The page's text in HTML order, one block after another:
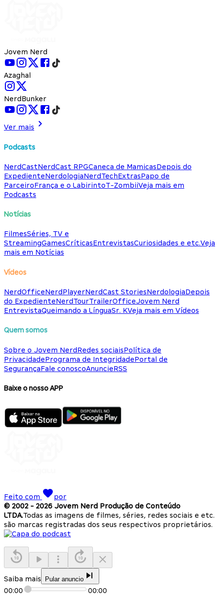
Jovem Nerd
Azaghal
NerdBunker
Ver mais
Podcasts
NerdCastNerdCast RPGCaneca de MamicasDepois do
ExpedienteNerdologiaNerdTechExtrasPapo de
ParceiroFrança e o LabirintoT-ZombiiVeja mais em
Podcasts
Notícias
FilmesSéries, TV e
StreamingGamesCríticasEntrevistasCuriosidades e etc.Veja
mais em Notícias
Vídeos
NerdOfficeNerdPlayerNerdCast StoriesNerdologiaDepois
do ExpedienteNerdTourTrailerOfficeJovem Nerd
EntrevistaQueimando a LínguaSr. KVeja mais em Vídeos
Quem somos
Sobre o Jovem NerdRedes sociaisPolítica de
PrivacidadePrograma de IntegridadePortal de
SegurançaFale conoscoAnuncieRSS
Baixe o nosso APP
Feito com
por
© 2002 - 2026 Jovem Nerd Produção de Conteúdo
LTDA.Todas as imagens de filmes, séries, redes sociais e etc.
são marcas registradas dos seus respectivos proprietários.
Saiba mais Pular anuncio
00:00 00:00